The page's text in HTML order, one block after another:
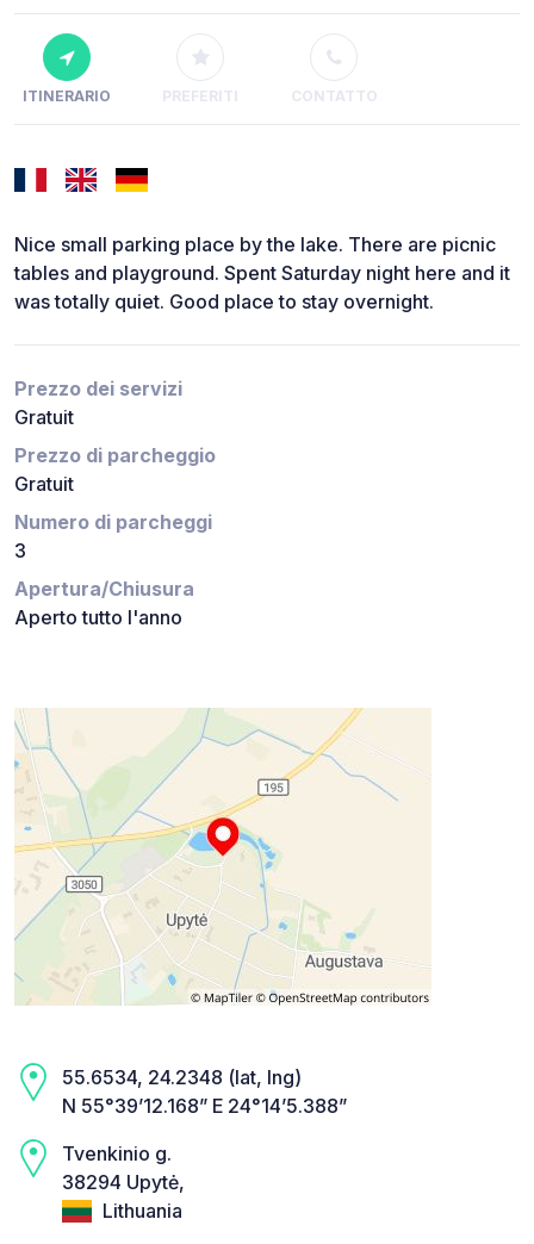
ITINERARIO PREFERITI CONTATTO
Nice small parking place by the lake. There are picnic
tables and playground. Spent Saturday night here and it
was totally quiet. Good place to stay overnight.
Prezzo dei servizi
Gratuit
Prezzo di parcheggio
Gratuit
Numero di parcheggi
3
Apertura/Chiusura
Aperto tutto l'anno
55.6534, 24.2348 (lat, lng)
N 55°39’12.168” E 24°14’5.388”
Tvenkinio g.
38294 Upytė,
Lithuania